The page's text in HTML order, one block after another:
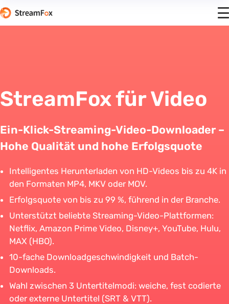
StreamFox für Video
Ein-Klick-Streaming-Video-Downloader –
Hohe Qualität und hohe Erfolgsquote
Intelligentes Herunterladen von HD-Videos bis zu 4K in
den Formaten MP4, MKV oder MOV.
Erfolgsquote von bis zu 99 %, führend in der Branche.
Unterstützt beliebte Streaming-Video-Plattformen:
Netflix, Amazon Prime Video, Disney+, YouTube, Hulu,
MAX (HBO).
10-fache Downloadgeschwindigkeit und Batch-
Downloads.
Wahl zwischen 3 Untertitelmodi: weiche, fest codierte
oder externe Untertitel (SRT & VTT).